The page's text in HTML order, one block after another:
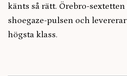
känts så rätt. Örebro-
shoegaze-pulsen och
högsta klass.